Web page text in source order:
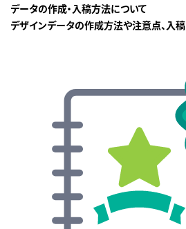
データの作成・入稿方法について
デザインデータの作成方法や注意点、入